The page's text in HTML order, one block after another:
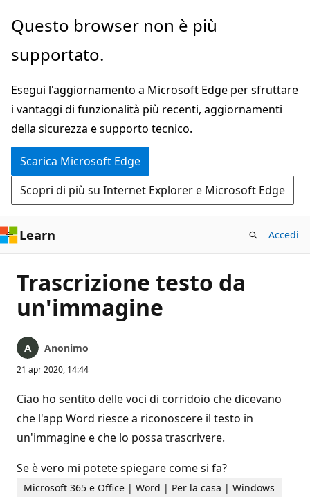
Ignora
passa
contenuto
principale
Questo browser non è più
supportato.
Esegui l'aggiornamento a Microsoft Edge per sfruttare
i vantaggi di funzionalità più recenti, aggiornamenti
della sicurezza e supporto tecnico.
Scarica Microsoft Edge
Scopri di più su Internet Explorer e Microsoft Edge
Learn Accedi
Trascrizione testo da
un'immagine
Anonimo
21 apr 2020, 14:44
Ciao ho sentito delle voci di corridoio che dicevano
che l'app Word riesce a riconoscere il testo in
un'immagine e che lo possa trascrivere.
Se è vero mi potete spiegare come si fa?
Microsoft 365 e Office | Word | Per la casa | Windows